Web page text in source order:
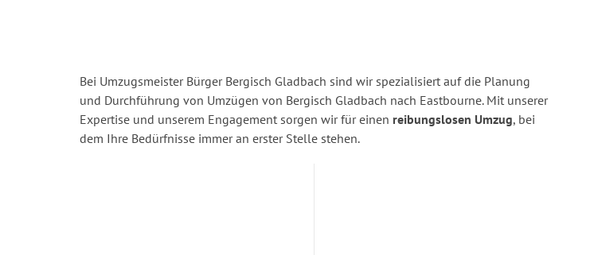
Bei Umzugsmeister Bürger Bergisch Gladbach sind wir spezialisiert auf die Planung
und Durchführung von Umzügen von Bergisch Gladbach nach Eastbourne. Mit unserer
Expertise und unserem Engagement sorgen wir für einen reibungslosen Umzug, bei
dem Ihre Bedürfnisse immer an erster Stelle stehen.